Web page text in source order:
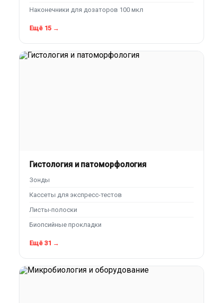
Наконечники для дозаторов 100 мкл
Ещё 15 →
Гистология и патоморфология
Зонды
Кассеты для экспресс-тестов
Листы-полоски
Биопсийные прокладки
Ещё 31 →